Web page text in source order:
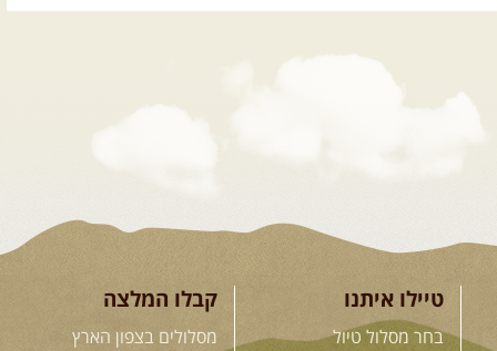
טיולים מודרכים בארץ
12-13.08.2026 רביעי-חמישי
בלדה בין כוכבים במכתש רמון-
טיילו איתנו
בחר מסלול טיול
קבלו המלצה
מסלולים בצפון הארץ